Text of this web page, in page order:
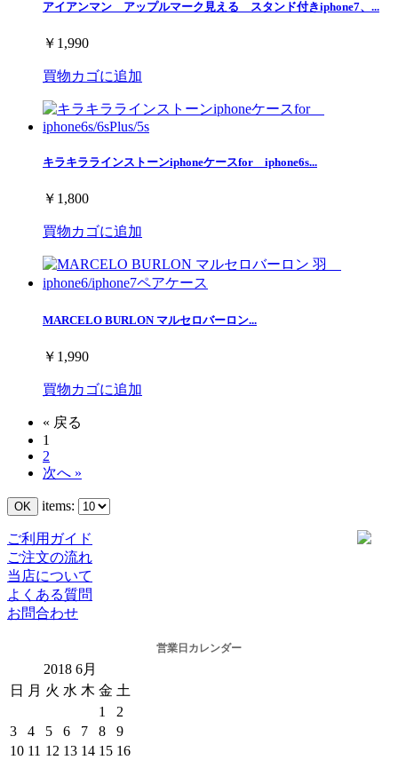
アイアンマン アップルマーク見える スタンド付きiphone7、...
￥1,990
買物カゴに追加
キラキララインストーンiphoneケースfor iphone6s...
￥1,800
買物カゴに追加
MARCELO BURLON マルセロバーロン...
￥1,990
買物カゴに追加
« 戻る
1
2
次へ »
items:
ご利用ガイド
ご注文の流れ
当店について
よくある質問
お問合わせ
営業日カレンダー
2018 6月
日 月 火 水 木 金 土
1
2
3
4 5 6 7 8
9
10 11 12 13 14 15 16